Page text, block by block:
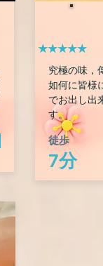
★★★★★
究極の味，
如何に皆様
でお出し出
す。
徒歩
7分